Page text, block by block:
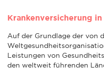
Krankenversicherung in
Auf der Grundlage der von
Leistungen von
den weltweit führenden